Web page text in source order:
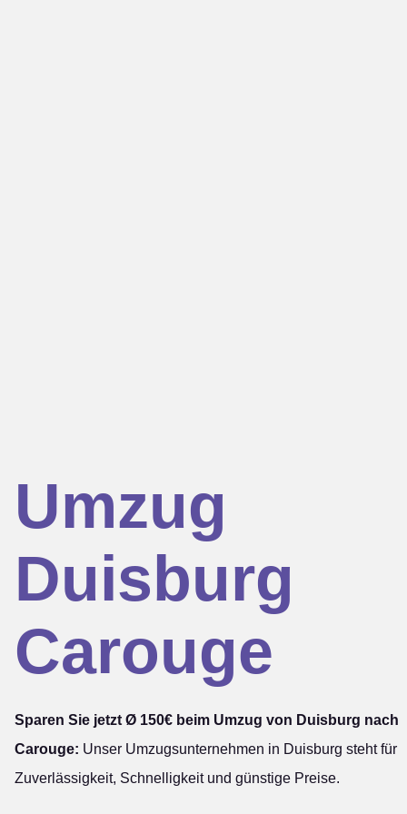
Umzug
Duisburg
Carouge
Sparen Sie jetzt Ø 150€ beim Umzug von Duisburg nach
Carouge: Unser Umzugsunternehmen in Duisburg steht für
Zuverlässigkeit, Schnelligkeit und günstige Preise.